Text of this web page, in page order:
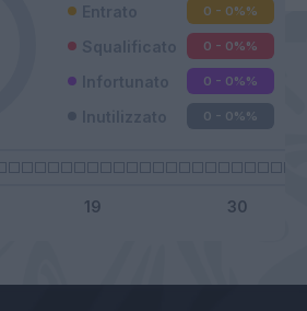
0 - 0%%
0 - 0%%
0 - 0%%
0 - 0%%